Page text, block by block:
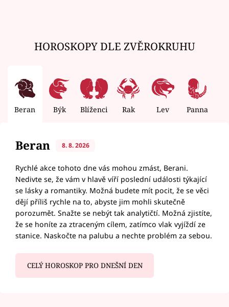
HOROSKOPY DLE ZVĚROKRUHU
Beran Býk Blíženci Rak Lev Panna
Beran 8. 8. 2026
Rychlé akce tohoto dne vás mohou zmást, Berani.
Nedivte se, že vám v hlavě víří poslední události týkající
se lásky a romantiky. Možná budete mít pocit, že se věci
dějí příliš rychle na to, abyste jim mohli skutečně
porozumět. Snažte se nebýt tak analytičtí. Možná zjistíte,
že se honíte za ztraceným cílem, zatímco vlak vyjíždí ze
stanice. Naskočte na palubu a nechte problém za sebou.
CELÝ HOROSKOP PRO DNEŠNÍ DEN